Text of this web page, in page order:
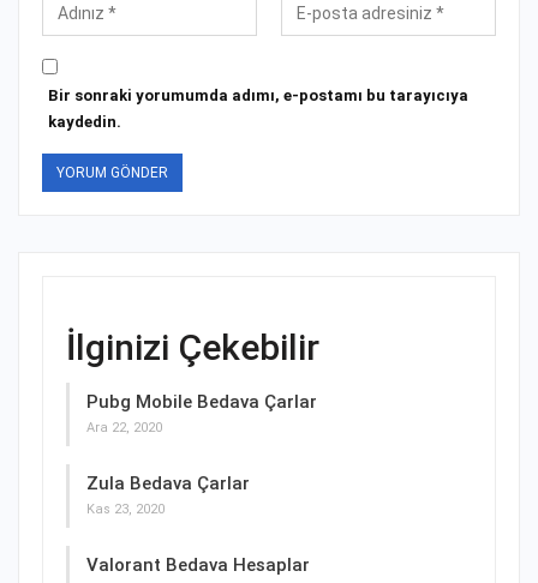
Bir sonraki yorumumda adımı, e-postamı bu tarayıcıya
kaydedin.
İlginizi Çekebilir
Pubg Mobile Bedava Çarlar
Ara 22, 2020
Zula Bedava Çarlar
Kas 23, 2020
Valorant Bedava Hesaplar